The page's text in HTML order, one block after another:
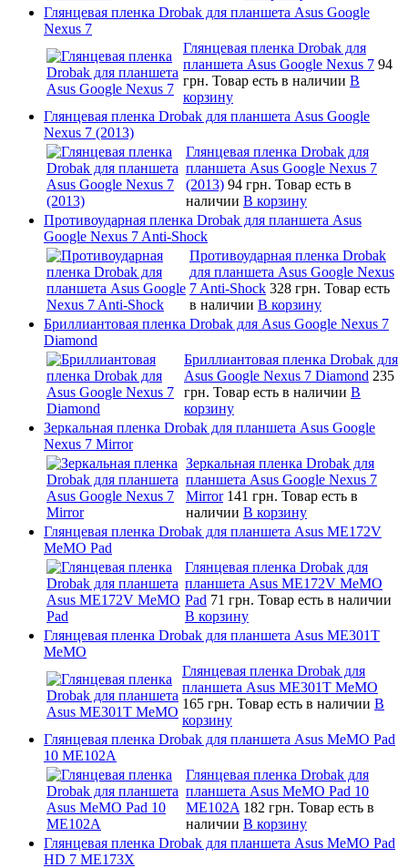
Глянцевая пленка Drobak для планшета Asus Google
Nexus 7
Глянцевая пленка Drobak для
планшета Asus Google Nexus 7 94
грн. Товар есть в наличии В
корзину
Глянцевая пленка Drobak для планшета Asus Google
Nexus 7 (2013)
Глянцевая пленка Drobak для
планшета Asus Google Nexus 7
(2013) 94 грн. Товар есть в
наличии В корзину
Противоударная пленка Drobak для планшета Asus
Google Nexus 7 Anti-Shock
Противоударная пленка Drobak
для планшета Asus Google Nexus
7 Anti-Shock 328 грн. Товар есть
в наличии В корзину
Бриллиантовая пленка Drobak для Asus Google Nexus 7
Diamond
Бриллиантовая пленка Drobak для
Asus Google Nexus 7 Diamond 235
грн. Товар есть в наличии В
корзину
Зеркальная пленка Drobak для планшета Asus Google
Nexus 7 Mirror
Зеркальная пленка Drobak для
планшета Asus Google Nexus 7
Mirror 141 грн. Товар есть в
наличии В корзину
Глянцевая пленка Drobak для планшета Asus ME172V
MeMO Pad
Глянцевая пленка Drobak для
планшета Asus ME172V MeMO
Pad 71 грн. Товар есть в наличии
В корзину
Глянцевая пленка Drobak для планшета Asus ME301T
MeMO
Глянцевая пленка Drobak для
планшета Asus ME301T MeMO
165 грн. Товар есть в наличии В
корзину
Глянцевая пленка Drobak для планшета Asus MeMO Pad
10 ME102A
Глянцевая пленка Drobak для
планшета Asus MeMO Pad 10
ME102A 182 грн. Товар есть в
наличии В корзину
Глянцевая пленка Drobak для планшета Asus MeMO Pad
HD 7 ME173X